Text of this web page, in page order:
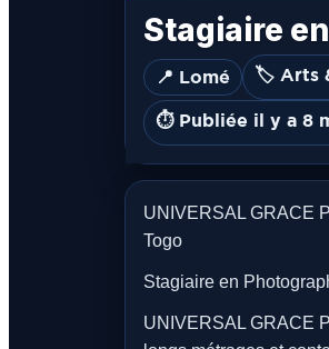
Stagiaire
📍 Lomé 🏷️ Arts
⏱️ Publiée il y a 8
UNIVERSAL GRACE
Togo
Stagiaire en
UNIVERSAL GRACE